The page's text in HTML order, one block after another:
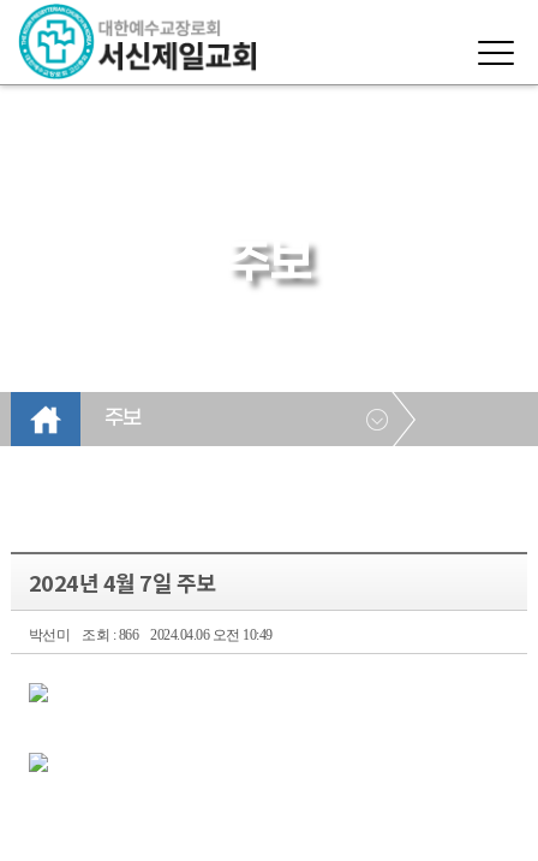
주보
주보
2024년 4월 7일 주보
박선미 조회 : 866 2024.04.06 오전 10:49